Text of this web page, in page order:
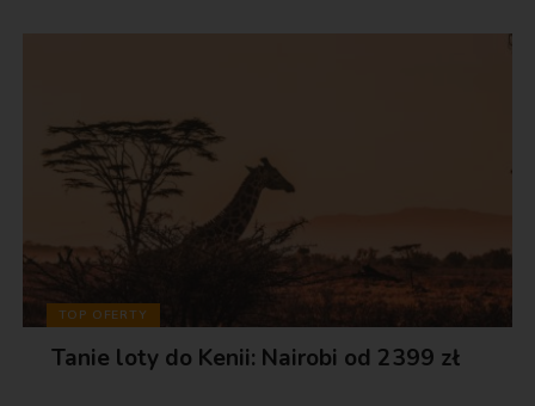
TOP OFERTY
Tanie loty do Kenii: Nairobi od 2399 zł